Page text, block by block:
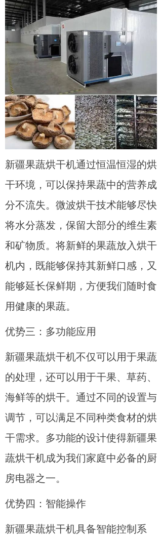
新疆果蔬烘干机通过恒温恒湿的烘
干环境，可以保持果蔬中的营养成
分不流失。微波烘干技术能够尽快
将水分蒸发，保留大部分的维生素
和矿物质。将新鲜的果蔬放入烘干
机内，既能够保持其新鲜口感，又
能够延长保鲜期，方便我们随时食
用健康的果蔬。
优势三：多功能应用
新疆果蔬烘干机不仅可以用于果蔬
的处理，还可以用于干果、草药、
海鲜等的烘干。通过不同的设置与
调节，可以满足不同种类食材的烘
干需求。多功能的设计使得新疆果
蔬烘干机成为我们家庭中必备的厨
房电器之一。
优势四：智能操作
新疆果蔬烘干机具备智能控制系